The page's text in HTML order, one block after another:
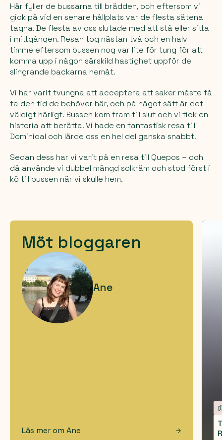
Här fyller de bussarna till brädden, och eftersom vi
gick på vid en senare hållplats var de flesta sätena
tagna. De flesta av oss slutade med att stå eller sitta
i mittgången. Resan tog nästan två och en halv
timme eftersom bussen nog var lite för tung för att
komma upp i någon särskild hastighet uppför de
slingrande backarna hemåt.
Vi har varit tvungna att acceptera att saker måste få
ta den tid de behöver här, och på något sätt är det
väldigt härligt. Bussen kom fram till slut och vi fick en
historia att berätta. Vi hade en fantastisk resa till
Dominical och lärde oss en hel del ganska snabbt.
Sedan dess har vi varit på en resa till Quepos – och
då använde vi dubbel mängd solkräm och stod först i
kö till bussen när vi skulle hem.
Möt bloggaren
Ane
Läs mer om Ane